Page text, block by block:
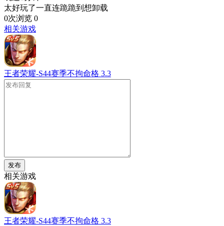
太好玩了一直连跪跪到想卸载
0次浏览 0
相关游戏
王者荣耀-S44赛季不拘命格 3.3
发布
相关游戏
王者荣耀-S44赛季不拘命格 3.3